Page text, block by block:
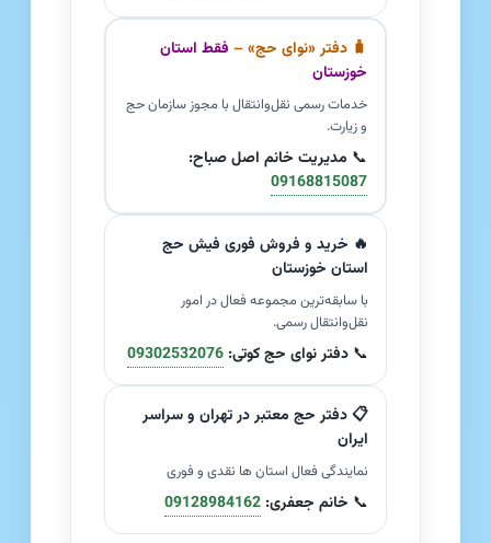
🧳 دفتر «نوای حج» – فقط استان
خوزستان
خدمات رسمی نقل‌وانتقال با مجوز سازمان حج
و زیارت.
📞 مدیریت خانم اصل صباح:
09168815087
🔥 خرید و فروش فوری فیش حج
استان خوزستان
با سابقه‌ترین مجموعه فعال در امور
نقل‌وانتقال رسمی.
📞 دفتر نوای حج کوتی: 09302532076
📋 دفتر حج معتبر در تهران و سراسر
ایران
نمایندگی فعال استان ها نقدی و فوری
📞 خانم جعفری: 09128984162